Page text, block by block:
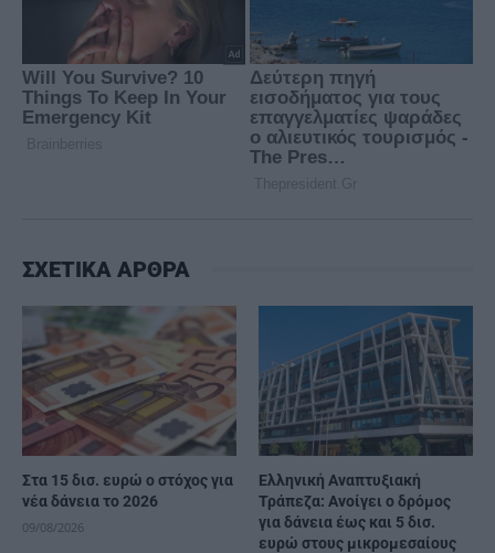
ΣΧΕΤΙΚΑ ΑΡΘΡΑ
Στα 15 δισ. ευρώ ο στόχος για
νέα δάνεια το 2026
09/08/2026
Ελληνική Αναπτυξιακή
Τράπεζα: Ανοίγει ο δρόμος
για δάνεια έως και 5 δισ.
ευρώ στους μικρομεσαίους